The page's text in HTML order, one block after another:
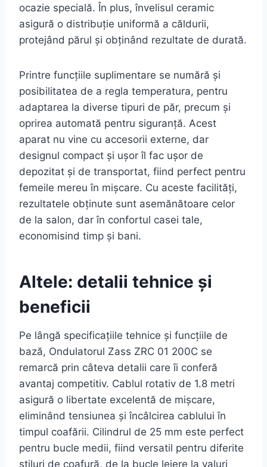
ocazie specială. În plus, învelisul ceramic
asigură o distribuție uniformă a căldurii,
protejând părul și obținând rezultate de durată.
Printre funcțiile suplimentare se numără și
posibilitatea de a regla temperatura, pentru
adaptarea la diverse tipuri de păr, precum și
oprirea automată pentru siguranță. Acest
aparat nu vine cu accesorii externe, dar
designul compact și ușor îl fac ușor de
depozitat și de transportat, fiind perfect pentru
femeile mereu în mișcare. Cu aceste facilități,
rezultatele obținute sunt asemănătoare celor
de la salon, dar în confortul casei tale,
economisind timp și bani.
Altele: detalii tehnice și
beneficii
Pe lângă specificațiile tehnice și funcțiile de
bază, Ondulatorul Zass ZRC 01 200C se
remarcă prin câteva detalii care îi conferă
avantaj competitiv. Cablul rotativ de 1.8 metri
asigură o libertate excelentă de mișcare,
eliminând tensiunea și încâlcirea cablului în
timpul coafării. Cilindrul de 25 mm este perfect
pentru bucle medii, fiind versatil pentru diferite
stiluri de coafură, de la bucle lejere la valuri